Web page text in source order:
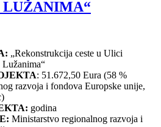
LUŽANIMA“
„Rekonstrukcija ceste u Ulici
: 51.672,50 Eura (58 %
razvoja i fondova Europske unije,
godina
Ministarstvo regionalnog razvoja i